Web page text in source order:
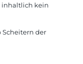
inhaltlich kein
Scheitern der